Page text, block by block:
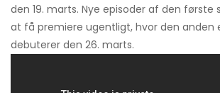
den 19. marts. Nye episoder af den
at få premiere ugentligt, hvor den anden
debuterer den 26. marts.